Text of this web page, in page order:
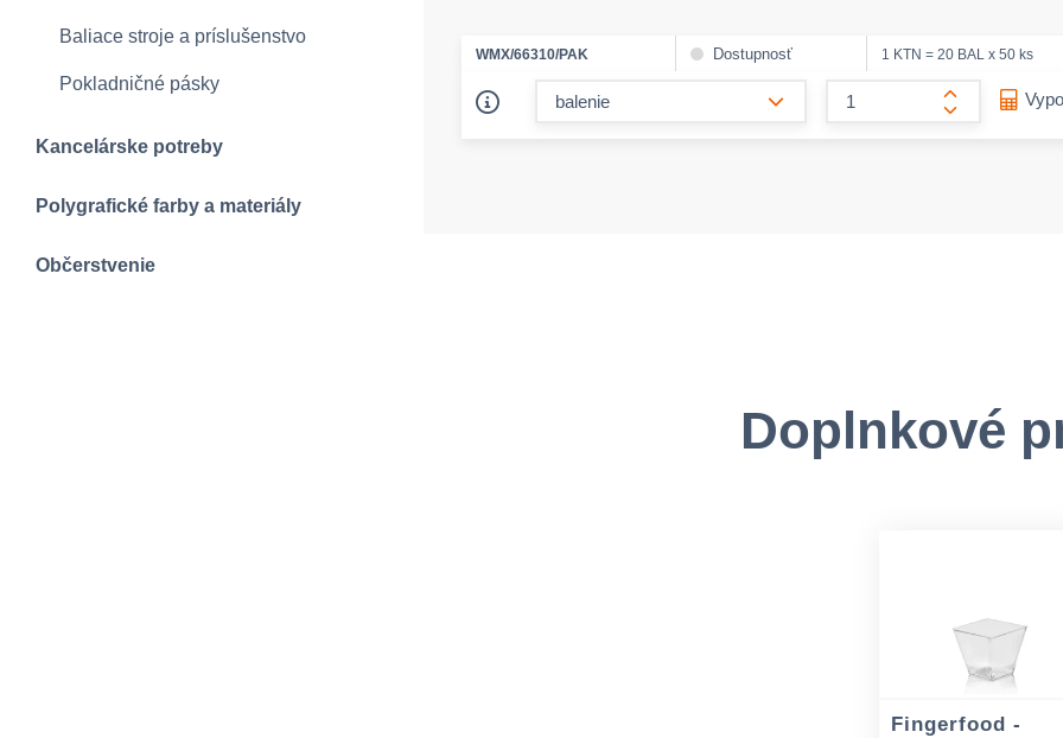
Baliace stroje a príslušenstvo
Pokladničné pásky
Kancelárske potreby
Polygrafické farby a materiály
Občerstvenie
WMX/66310/PAK Dostupnosť 1 KTN = 20 BAL x 50 ks
form.increase-
Doplnkové
Fingerfood -